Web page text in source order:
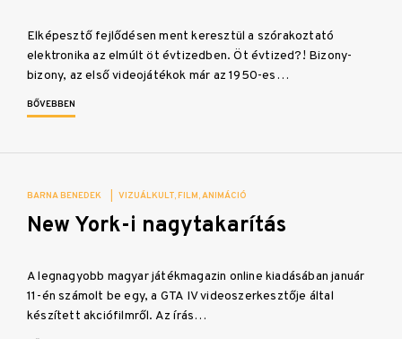
Elképesztő fejlődésen ment keresztül a szórakoztató
elektronika az elmúlt öt évtizedben. Öt évtized?! Bizony-
bizony, az első videojátékok már az 1950-es…
BŐVEBBEN
BARNA BENEDEK VIZUÁLKULT FILM ANIMÁCIÓ
New York-i nagytakarítás
A legnagyobb magyar játékmagazin online kiadásában január
11-én számolt be egy, a GTA IV videoszerkesztője által
készített akciófilmről. Az írás…